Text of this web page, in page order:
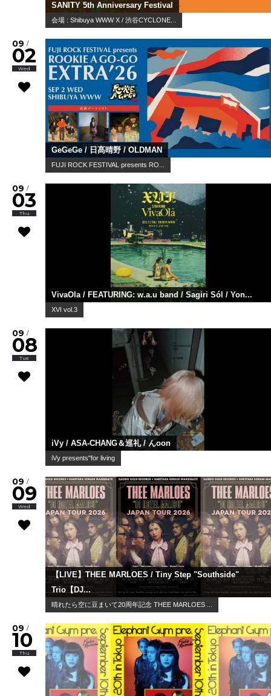
SANITY 5th Anniversary Festival
会場 : Shibuya WWW X / 渋谷CYCLONE...
09 /
02
Wed
GeGeGe / 日髙晴野 / OLDMAN
FUJI ROCK FESTIVAL presents RO...
09 /
03
Thu
VivaOla / FEATURING: w.a.u band / Sagiri Sól / Yon...
XVI vol.3
09 /
08
Tue
iVy / ASA-CHANG＆巡礼 / んoon
iVy presents"for living
09 /
09
Wed
【LIVE】THEE MARLOES / Tiny Step "Southside"
Trio【DJ...
晴れたら空に豆まいて20周年記念 THEE MARLOES ...
09 /
10
Thu